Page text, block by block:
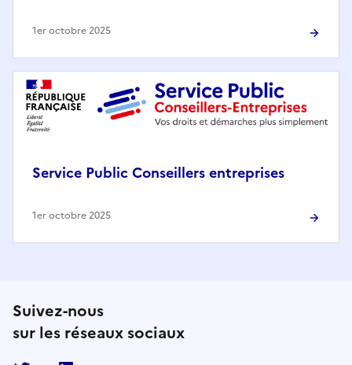
1er octobre 2025
Service Public Conseillers entreprises
1er octobre 2025
Suivez-nous
sur les réseaux sociaux